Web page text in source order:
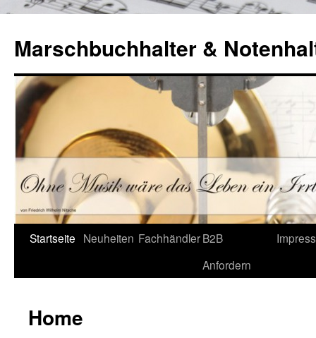
Marschbuchhalter &
Startseite Neuheiten FachhändlerB2B
Anfordern
Home